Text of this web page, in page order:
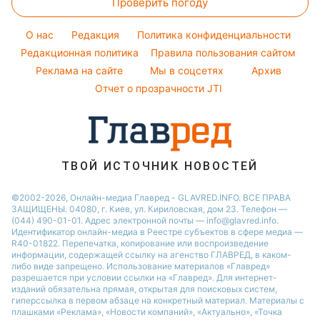
Новости Полтавы
Максим Галкин
Настя Каменских
Виталий Козловский
Комнатные растения
Простые блюда
Легкие десерты
Напитки
Денежная помощь
Тарифы
Курс валют
O нас Редакция
Политика конфиденциальности
Редакционная политика
Правила пользования сайтом
Реклама на сайте
Мы в соцсетях
Архив
Отчет о прозрачности JTI
ТВОЙ ИСТОЧНИК НОВОСТЕЙ
©2002-2026, Онлайн-медиа Главред - GLAVRED.INFO. ВСЕ ПРАВА
ЗАЩИЩЕНЫ. 04080, г. Киев, ул. Кириловская, дом 23. Телефон —
(044) 490-01-01. Адрес электронной почты — info@glavred.info.
Идентификатор онлайн-медиа в Реестре cубъектов в сфере медиа —
R40-01822. Перепечатка, копирование или воспроизведение
информации, содержащей ссылку на агенство ГЛАВРЕД, в каком-
либо виде запрещено. Использование материалов «Главред»
разрешается при условии ссылки на «Главред». Для интернет-
изданий обязательна прямая, открытая для поисковых систем,
гиперссылка в первом абзаце на конкретный материал. Материалы с
плашками «Реклама», «Новости компаний», «Актуально», «Точка